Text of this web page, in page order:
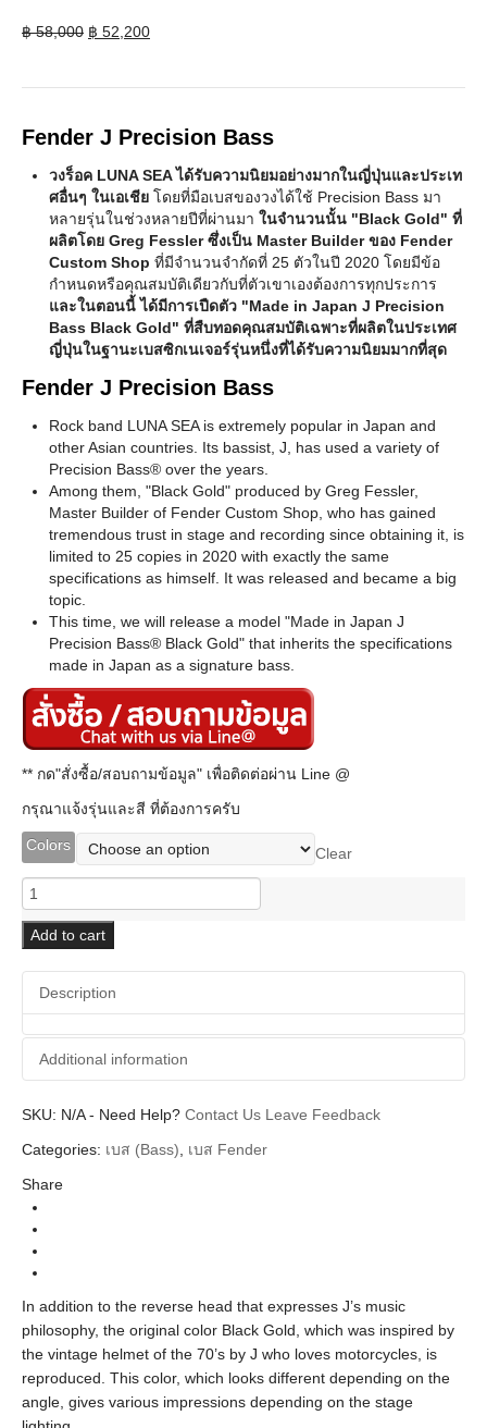
฿58,000 Original
฿ 52,200Current
Fender J Precision Bass
วงร็อค LUNA SEA ได้รับความนิยมอย่างมากในญี่ปุ่นและประเท
ศอื่นๆ ในเอเชีย โดยที่มือเบสของวงได้ใช้ Precision Bass มา
หลายรุ่นในช่วงหลายปีที่ผ่านมา ในจำนวนนั้น "Black Gold" ที่
ผลิตโดย Greg Fessler ซึ่งเป็น Master Builder ของ Fender
Custom Shop ที่มีจำนวนจำกัดที่ 25 ตัวในปี 2020 โดยมีข้อ
กำหนดหรือคุณสมบัติเดียวกับที่ตัวเขาเองต้องการทุกประการ
และในตอนนี้ ได้มีการเปืดตัว "Made in Japan J Precision
Bass Black Gold" ที่สืบทอดคุณสมบัติเฉพาะที่ผลิตในประเทศ
ญี่ปุ่นในฐานะเบสซิกเนเจอร์รุ่นหนึ่งที่ได้รับความนิยมมากที่สุด
Fender J Precision Bass
Rock band LUNA SEA is extremely popular in Japan and
other Asian countries. Its bassist, J, has used a variety of
Precision Bass® over the years.
Among them, "Black Gold" produced by Greg Fessler,
Master Builder of Fender Custom Shop, who has gained
tremendous trust in stage and recording since obtaining it, is
limited to 25 copies in 2020 with exactly the same
specifications as himself. It was released and became a big
topic.
This time, we will release a model "Made in Japan J
Precision Bass® Black Gold" that inherits the specifications
made in Japan as a signature bass.
** กด"สั่งซื้อ/สอบถามข้อมูล" เพื่อติดต่อผ่าน Line @
กรุณาแจ้งรุ่นและสี ที่ต้องการครับ
Colors
Clear
Fender
J
Precision
Bass
quantity
Add to cart
Description
Additional information
Additional information
Brands Fender
Colors Black Gold Maple Neck
SKU: N/A- Need Help? Contact Us Leave Feedback
Categories: เบส (Bass)
เบส Fender
Share
In addition to the reverse head that expresses J’s music
philosophy, the original color Black Gold, which was inspired by
the vintage helmet of the 70’s by J who loves motorcycles, is
reproduced. This color, which looks different depending on the
angle, gives various impressions depending on the stage